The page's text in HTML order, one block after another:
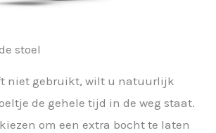
stoel
niet gebruikt, wilt u natuurlijk
de gehele tijd in de weg staat.
om een extra bocht te laten